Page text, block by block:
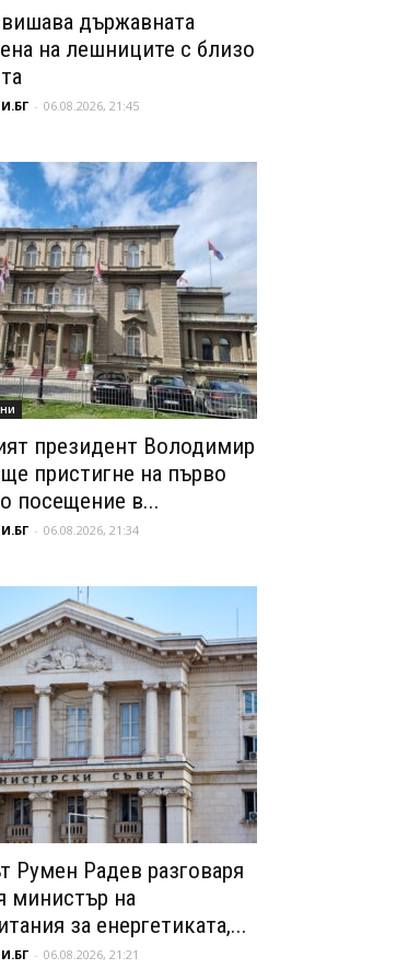
държавната
на лешниците с близо
- 06.08.2026, 21:45
президент Володимир
пристигне на първо
посещение в...
- 06.08.2026, 21:34
Румен Радев разговаря
министър на
за енергетиката,...
- 06.08.2026, 21:21